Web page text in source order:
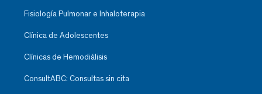
Fisiología Pulmonar e Inhaloterapia
Clínica de Adolescentes
Clínicas de Hemodiálisis
ConsultABC: Consultas sin cita